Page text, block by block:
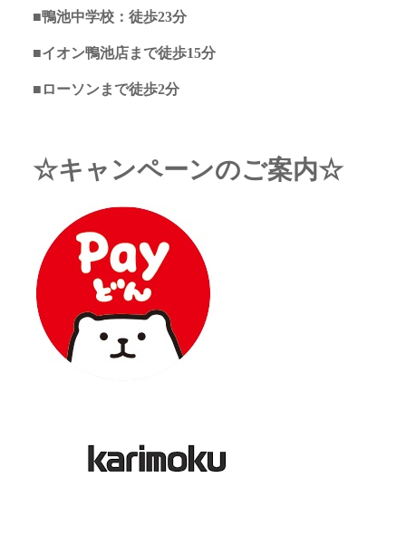
■鴨池中学校：徒歩23分
■イオン鴨池店まで徒歩15分
■ローソンまで徒歩2分
☆キャンペーンのご案内☆